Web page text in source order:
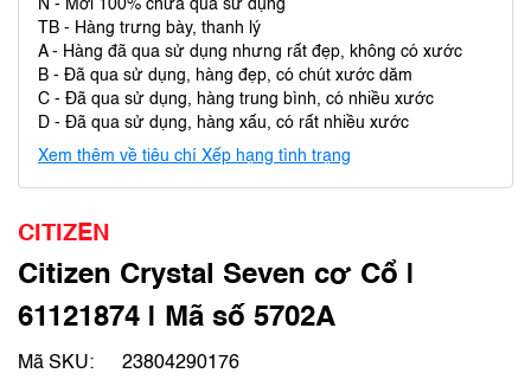
N - Mới 100% chưa qua sử dụng
TB - Hàng trưng bày, thanh lý
A - Hàng đã qua sử dụng nhưng rất đẹp, không có xước
B - Đã qua sử dụng, hàng đẹp, có chút xước dăm
C - Đã qua sử dụng, hàng trung bình, có nhiều xước
D - Đã qua sử dụng, hàng xấu, có rất nhiều xước
Xem thêm về tiêu chí Xếp hạng tình trạng
CITIZEN
Citizen Crystal Seven cơ Cổ |
61121874 | Mã số 5702A
Mã SKU:
23804290176